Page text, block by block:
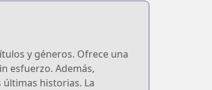
y géneros. Ofrece una
esfuerzo. Además,
historias. La